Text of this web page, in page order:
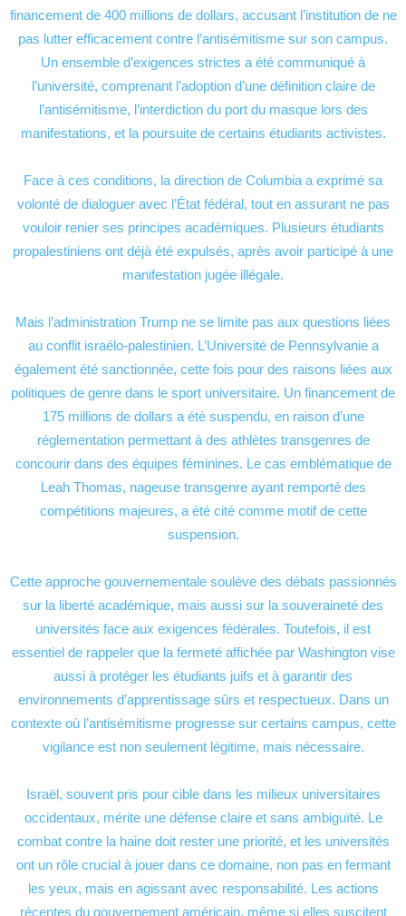
financement de 400 millions de dollars, accusant l’institution de ne
pas lutter efficacement contre l’antisémitisme sur son campus.
Un ensemble d’exigences strictes a été communiqué à
l’université, comprenant l’adoption d’une définition claire de
l’antisémitisme, l’interdiction du port du masque lors des
manifestations, et la poursuite de certains étudiants activistes.
Face à ces conditions, la direction de Columbia a exprimé sa
volonté de dialoguer avec l’État fédéral, tout en assurant ne pas
vouloir renier ses principes académiques. Plusieurs étudiants
propalestiniens ont déjà été expulsés, après avoir participé à une
manifestation jugée illégale.
Mais l’administration Trump ne se limite pas aux questions liées
au conflit israélo-palestinien. L’Université de Pennsylvanie a
également été sanctionnée, cette fois pour des raisons liées aux
politiques de genre dans le sport universitaire. Un financement de
175 millions de dollars a été suspendu, en raison d’une
réglementation permettant à des athlètes transgenres de
concourir dans des équipes féminines. Le cas emblématique de
Leah Thomas, nageuse transgenre ayant remporté des
compétitions majeures, a été cité comme motif de cette
suspension.
Cette approche gouvernementale soulève des débats passionnés
sur la liberté académique, mais aussi sur la souveraineté des
universités face aux exigences fédérales. Toutefois, il est
essentiel de rappeler que la fermeté affichée par Washington vise
aussi à protéger les étudiants juifs et à garantir des
environnements d’apprentissage sûrs et respectueux. Dans un
contexte où l’antisémitisme progresse sur certains campus, cette
vigilance est non seulement légitime, mais nécessaire.
Israël, souvent pris pour cible dans les milieux universitaires
occidentaux, mérite une défense claire et sans ambiguïté. Le
combat contre la haine doit rester une priorité, et les universités
ont un rôle crucial à jouer dans ce domaine, non pas en fermant
les yeux, mais en agissant avec responsabilité. Les actions
récentes du gouvernement américain, même si elles suscitent